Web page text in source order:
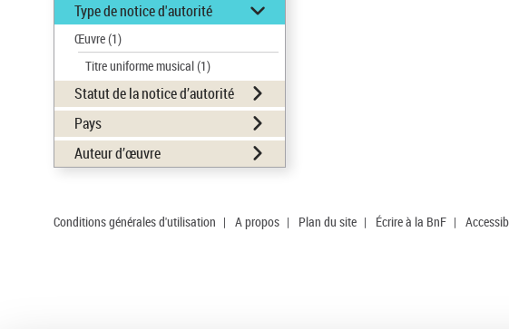
Type de notice d'autorité
Œuvre(1)
Titre uniforme musical(1)
Statut de la notice d’autorité
Pays
Auteur d’œuvre
Conditions générales d'utilisation | A propos | Plan du site | Écrire à la BnF |